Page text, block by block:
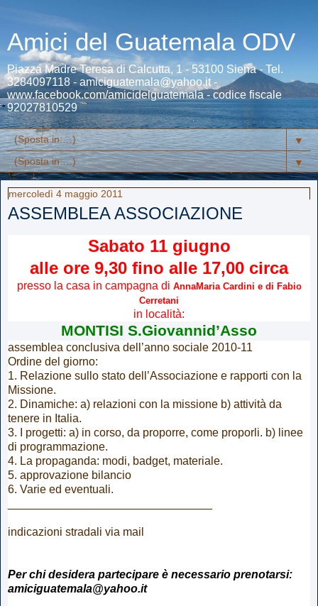
Amici del Guatemala ODV
Piazza Madre Teresa di Calcutta, 1 - 53100 Siena - Tel.
3284097118 - amiciguatemala@yahoo.it -
www.facebook.com/amicidelguatemala - codice fiscale
92027810529
▼
▼
mercoledì 4 maggio 2011
ASSEMBLEA ASSOCIAZIONE
Sabato 11 giugno
alle ore 9,30 fino alle 17,00 circa
presso la casa in campagna di AnnaMaria Cardini e di Fabio
Cerretani
in località:
MONTISI S.Giovannid’Asso
assemblea conclusiva dell’anno sociale 2010-11
Ordine del giorno:
1. Relazione sullo stato dell’Associazione e rapporti con la
Missione.
2. Dinamiche: a) relazioni con la missione b) attività da
tenere in Italia.
3. I progetti: a) in corso, da proporre, come proporli. b) linee
di programmazione.
4. La propaganda: modi, badget, materiale.
5. approvazione bilancio
6. Varie ed eventuali.
indicazioni stradali via mail
Per chi desidera partecipare è necessario prenotarsi:
amiciguatemala@yahoo.it